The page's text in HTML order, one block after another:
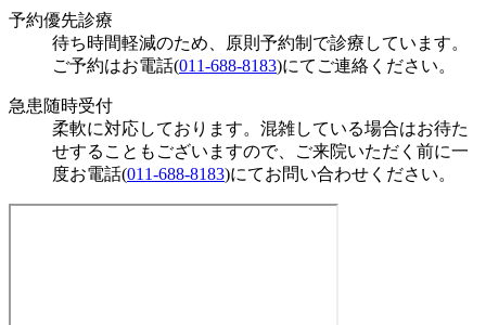
予約優先診療
待ち時間軽減のため、原則予約制で診療しています。
ご予約はお電話(011-688-8183)にてご連絡ください。
急患随時受付
柔軟に対応しております。混雑している場合はお待た
せすることもございますので、ご来院いただく前に一
度お電話(011-688-8183)にてお問い合わせください。